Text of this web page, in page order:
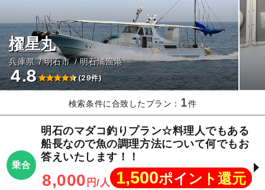
櫂星丸
兵庫県 明石市 明石浦漁港
4.8 (29件)
検索条件に合致したプラン： 1件
乗合
明石のマダコ釣りプラン☆料理人でもある
船長なので魚の調理方法について何でもお
答えいたします！！
8,000 円/人 1,500ポイント還元